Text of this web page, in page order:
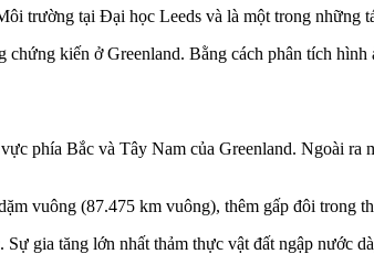
trường tại Đại học Leeds và là một trong những
kiến ở Greenland. Bằng cách phân tích
phía Bắc và Tây Nam của Greenland. Ngoài
vuông (87.475 km vuông), thêm gấp đôi trong
gia tăng lớn nhất thảm thực vật đất ngập nước